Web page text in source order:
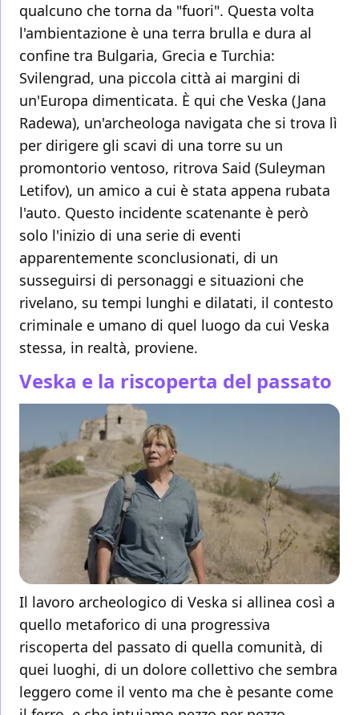
qualcuno che torna da "fuori". Questa volta
l'ambientazione è una terra brulla e dura al
confine tra Bulgaria, Grecia e Turchia:
Svilengrad, una piccola città ai margini di
un'Europa dimenticata. È qui che Veska (Jana
Radewa), un'archeologa navigata che si trova lì
per dirigere gli scavi di una torre su un
promontorio ventoso, ritrova Said (Suleyman
Letifov), un amico a cui è stata appena rubata
l'auto. Questo incidente scatenante è però
solo l'inizio di una serie di eventi
apparentemente sconclusionati, di un
susseguirsi di personaggi e situazioni che
rivelano, su tempi lunghi e dilatati, il contesto
criminale e umano di quel luogo da cui Veska
stessa, in realtà, proviene.
Veska e la riscoperta del passato
Il lavoro archeologico di Veska si allinea così a
quello metaforico di una progressiva
riscoperta del passato di quella comunità, di
quei luoghi, di un dolore collettivo che sembra
leggero come il vento ma che è pesante come